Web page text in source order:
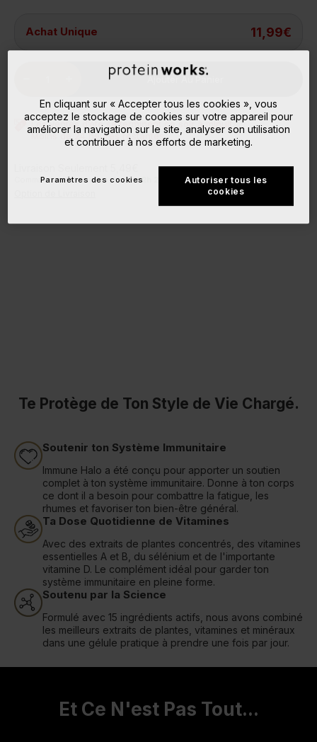
Achat Unique 11,99€
Ajouter Au Panier
Les ventes d’été se terminent ce soir à minuit
Moins de 24 heures restantes
Commande dans les Prochaines 2 s et il partira aujourd'hui !
Te Protège de Ton Style de Vie Chargé.
Soutenir ton Système Immunitaire
Immune Halo a été conçu pour apporter un soutien
complet à ton système immunitaire. Donne à ton corps
ce dont il a besoin pour combattre la fatigue, les
rhumes et favoriser ton bien-être général.
Ta Dose Quotidienne de Vitamines
Avec des extraits de plantes concentrés, des vitamines
essentielles A et B, du sélénium et de l'importante
vitamine D. Le complément idéal pour garder ton
système immunitaire en pleine forme.
Soutenu par la Science
Formulé avec 15 ingrédients actifs, nous avons combiné
les meilleurs extraits de plantes, vitamines et minéraux
dans une gélule pratique à prendre une fois par jour.
Et Ce N'est Pas Tout...
En cliquant sur « Accepter tous les cookies », vous
acceptez le stockage de cookies sur votre appareil pour
améliorer la navigation sur le site, analyser son utilisation
et contribuer à nos efforts de marketing.
Autoriser tous les
cookies
Paramètres des cookies